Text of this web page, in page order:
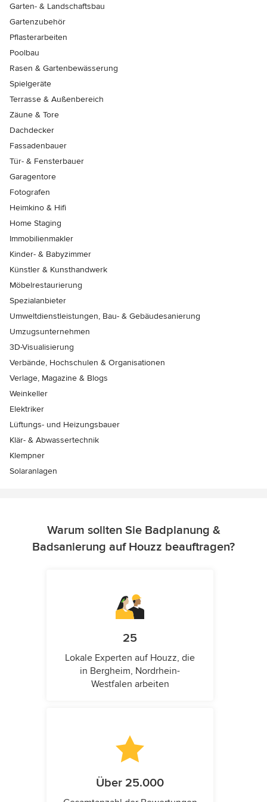
Garten- & Landschaftsbau
Gartenzubehör
Pflasterarbeiten
Poolbau
Rasen & Gartenbewässerung
Spielgeräte
Terrasse & Außenbereich
Zäune & Tore
Dachdecker
Fassadenbauer
Tür- & Fensterbauer
Garagentore
Fotografen
Heimkino & Hifi
Home Staging
Immobilienmakler
Kinder- & Babyzimmer
Künstler & Kunsthandwerk
Möbelrestaurierung
Spezialanbieter
Umweltdienstleistungen, Bau- & Gebäudesanierung
Umzugsunternehmen
3D-Visualisierung
Verbände, Hochschulen & Organisationen
Verlage, Magazine & Blogs
Weinkeller
Elektriker
Lüftungs- und Heizungsbauer
Klär- & Abwassertechnik
Klempner
Solaranlagen
Warum sollten Sie Badplanung &
Badsanierung auf Houzz beauftragen?
25
Lokale Experten auf Houzz, die
in Bergheim, Nordrhein-
Westfalen arbeiten
Über 25.000